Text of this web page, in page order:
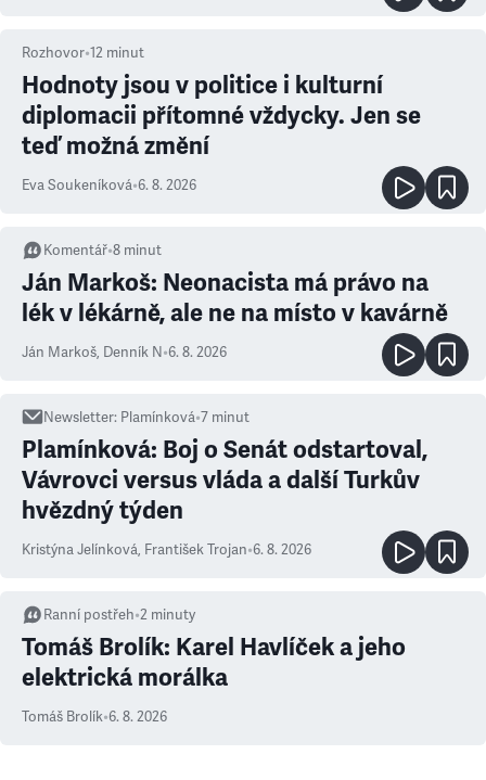
Rozhovor•12 minut
Hodnoty jsou v politice i kulturní
diplomacii přítomné vždycky. Jen se
teď možná změní
Eva Soukeníková•6. 8. 2026
Komentář•8 minut
Ján Markoš: Neonacista má právo na
lék v lékárně, ale ne na místo v kavárně
Ján Markoš, Denník N•6. 8. 2026
Newsletter: Plamínková•7 minut
Plamínková: Boj o Senát odstartoval,
Vávrovci versus vláda a další Turkův
hvězdný týden
Kristýna Jelínková, František Trojan•6. 8. 2026
Ranní postřeh•2 minuty
Tomáš Brolík: Karel Havlíček a jeho
elektrická morálka
Tomáš Brolík•6. 8. 2026